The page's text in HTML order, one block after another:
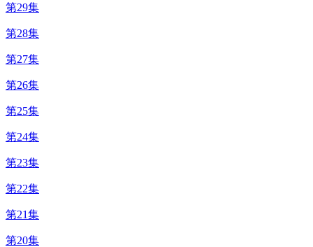
第29集
第28集
第27集
第26集
第25集
第24集
第23集
第22集
第21集
第20集